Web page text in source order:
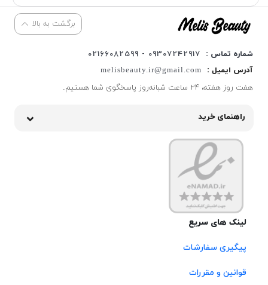
برگشت به بالا
شماره تماس :
09307242917 - 02166082599
آدرس ایمیل :
melisbeauty.ir@gmail.com
هفت روز هفته، ۲۴ ساعت شبانه‌روز پاسخگوی شما هستیم.
راهنمای خرید
لینک های سریع
پیگیری سفارشات
قوانین و مقررات